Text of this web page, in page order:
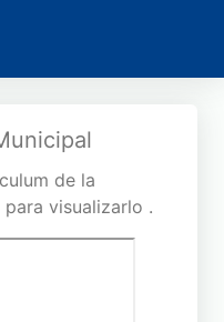
de la
visualizarlo .